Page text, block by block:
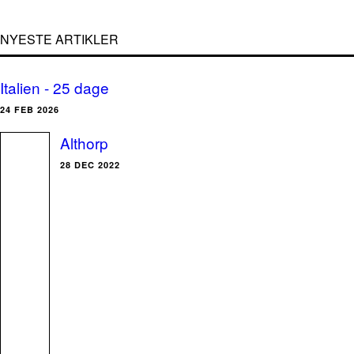
NYESTE ARTIKLER
Italien - 25 dage
24 FEB 2026
Althorp
28 DEC 2022